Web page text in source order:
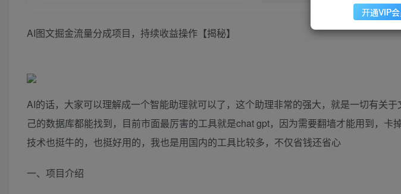
AI图文掘金流量分成项目，持续收益操作【揭秘】
AI的话，大家可以理解成一个智能助理就可以了，这个助理非常的强大，就是一切有关
己的数据库都能找到，目前市面最厉害的工具就是chat gpt，因为需要翻墙才能用到，卡
技术也挺牛的，也挺好用的，我也是用国内的工具比较多，不仅省钱还省心
一、项目介绍
开通VIP会